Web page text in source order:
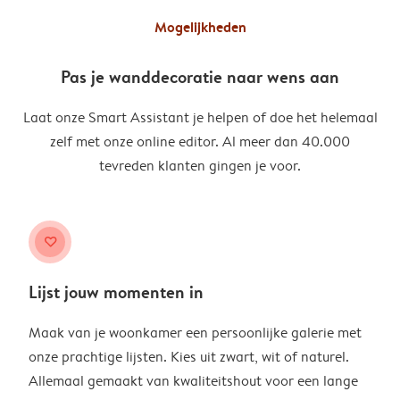
Mogelijkheden
Pas je wanddecoratie naar wens aan
Laat onze Smart Assistant je helpen of doe het helemaal
zelf met onze online editor. Al meer dan 40.000
tevreden klanten gingen je voor.
heart
Lijst jouw momenten in
Maak van je woonkamer een persoonlijke galerie met
onze prachtige lijsten. Kies uit zwart, wit of naturel.
Allemaal gemaakt van kwaliteitshout voor een lange